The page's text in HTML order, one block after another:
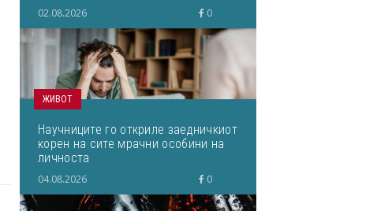
02.08.2026 0
ЖИВОТ
Научниците го откриле заедничкиот
корен на сите мрачни особини на
личноста
04.08.2026 0